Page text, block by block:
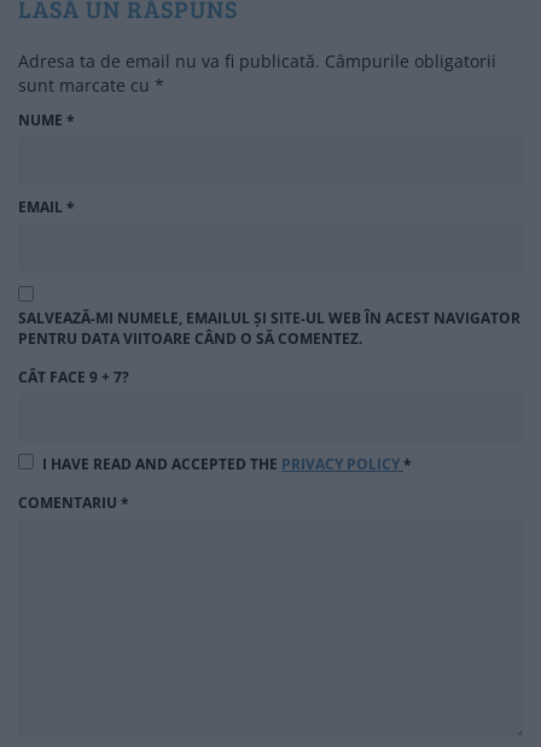
LASĂ UN RĂSPUNS
Adresa ta de email nu va fi publicată. Câmpurile obligatorii
sunt marcate cu *
NUME *
EMAIL*
SALVEAZĂ-MI NUMELE, EMAILUL ȘI SITE-UL WEB ÎN ACEST NAVIGATOR
PENTRU DATA VIITOARE CÂND O SĂ COMENTEZ.
CÂT FACE 9 + 7?
I HAVE READ AND ACCEPTED THE PRIVACY POLICY*
COMENTARIU *